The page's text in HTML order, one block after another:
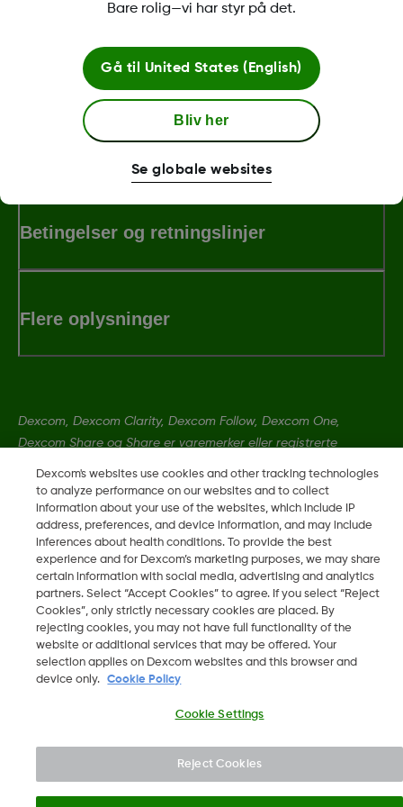
Betingelser og retningslinjer
Flere oplysninger
Dexcom, Dexcom Clarity, Dexcom Follow, Dexcom One,
Dexcom Share og Share er varemerker eller registrerte
MAT-3304
2026 Dexcom, Inc. Med enerett.
DK
Skift region
Dexcom's websites use cookies and other tracking technologies
to analyze performance on our websites and to collect
information about your use of the websites, which include IP
address, preferences, and device information, and may include
inferences about health conditions. To provide the best
experience and for Dexcom’s marketing purposes, we may share
certain information with social media, advertising and analytics
partners. Select “Accept Cookies” to agree. If you select “Reject
Cookies”, only strictly necessary cookies are placed. By
rejecting cookies, you may not have full functionality of the
website or additional services that may be offered. Your
selection applies on Dexcom websites and this browser and
device only.
Cookie Policy
Cookie Settings
Reject Cookies
Bare rolig—vi har styr på det.
Gå til United States (English)
Bliv her
Se globale websites